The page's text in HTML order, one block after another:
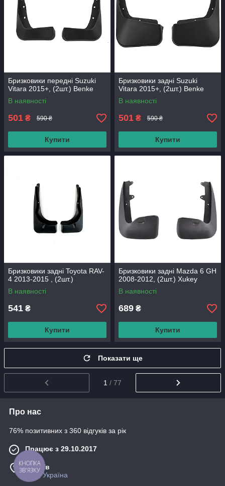
Бризковики передні Suzuki
Vitara 2015+, (2шт.) Benke
В наявності
501 ₴ 590 ₴
Купити
Бризковики задні Suzuki
Vitara 2015+, (2шт.) Benke
В наявності
501 ₴ 590 ₴
Купити
Бризковики задні Toyota RAV-
4 2013-2015 , (2шт.)
В наявності
541 ₴
Купити
Бризковики задні Mazda 6 GH
2008-2012, (2шт.) Xukey
В наявності
689 ₴
Купити
Показати ще
1 / 77
Про нас
76% позитивних з 360 відгуків за рік
Працює з 29.10.2017
м. Київ
Київ, Україна
КНОПКА
ЗВ'ЯЗКУ